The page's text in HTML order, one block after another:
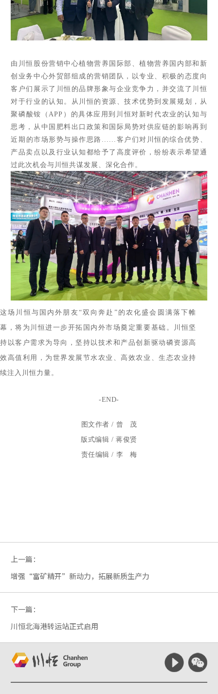
由川恒股份营销中心植物营养国际部、植物营养国内部和新
创业务中心外贸部组成的营销团队，以专业、积极的态度向
客户们展示了川恒的品牌形象与企业竞争力，并交流了川恒
对于行业的认知。从川恒的资源、技术优势到发展规划，从
聚磷酸铵（APP）的具体应用到川恒对新时代农业的认知与
思考，从中国肥料出口政策和国际局势对供应链的影响再到
近期的市场形势与操作思路......客户们对川恒的综合优势、
产品卖点以及行业认知都给予了高度评价，纷纷表示希望通
过此次机会与川恒共谋发展、深化合作。
这场川恒与国内外朋友“双向奔赴”的农化盛会圆满落下帷
幕，将为川恒进一步开拓国内外市场奠定重要基础。川恒坚
持以客户需求为导向，坚持以技术和产品创新驱动磷资源高
效高值利用，为世界发展节水农业、高效农业、生态农业持
续注入川恒力量。
-END-
图文作者 / 曾 茂
版式编辑 / 蒋俊贤
责任编辑 / 李 梅
上一篇：
增强“富矿精开”新动力，拓展新质生产力
下一篇：
川恒北海港转运站正式启用